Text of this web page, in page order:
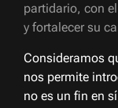
partidario, con
y fortalecer su
Consideramos
nos permite
no es un fin en